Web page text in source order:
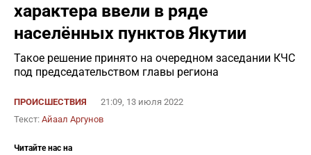
характера ввели в ряде
населённых пунктов Якутии
Такое решение принято на очередном заседании КЧС
под председательством главы региона
ПРОИСШЕСТВИЯ
21:09, 13 июля 2022
Текст: Айаал Аргунов
Читайте нас на